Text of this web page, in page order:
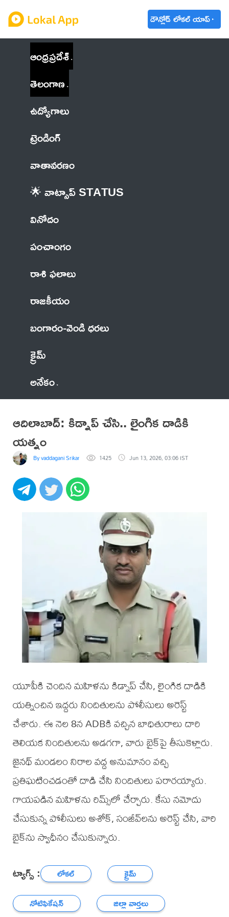
డౌన్లోడ్ లోకల్ యాప్
ఆంధ్రప్రదేశ్
తెలంగాణ
ఉద్యోగాలు
ట్రెండింగ్
వాతావరణం
🌟 వాట్సాప్ STATUS
వినోదం
పంచాంగం
రాశి ఫలాలు
రాజకీయం
బంగారం-వెండి ధరలు
క్రైమ్
అనేకం
ఆదిలాబాద్: కిడ్నాప్ చేసి.. లైంగిక దాడికి
యత్నం
By vaddagani Srikanth 1425 Jun 13, 2026, 03:06 IST
యూపీకి చెందిన మహిళను కిడ్నాప్ చేసి, లైంగిక దాడికి
యత్నించిన ఇద్దరు నిందితులను పోలీసులు అరెస్ట్
చేశారు. ఈ నెల 8న ADBకి వచ్చిన బాధితురాలు దారి
తెలియక నిందితులను అడగగా, వారు బైక్‌పై తీసుకెళ్లారు.
జైనథ్ మండలం నిరాల వద్ద అనుమానం వచ్చి
ప్రతిఘటించడంతో దాడి చేసి నిందితులు పరారయ్యారు.
గాయపడిన మహిళను రిమ్స్‌లో చేర్చారు. కేసు నమోదు
చేసుకున్న పోలీసులు అశోక్, సంజీవ్‌లను అరెస్ట్ చేసి, వారి
బైక్‌ను స్వాధీనం చేసుకున్నారు.
ట్యాగ్స్ : లోకల్
క్రైమ్
నోటిఫికేషన్
జిల్లా వార్తలు